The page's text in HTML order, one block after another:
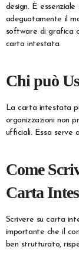
design. È
adeguatamente il
software di grafica
carta intestata.
Chi può
La carta intestata
organizzazioni non
ufficiali. Essa serve
Come
Carta
Scrivere su carta
importante che il
ben strutturato,